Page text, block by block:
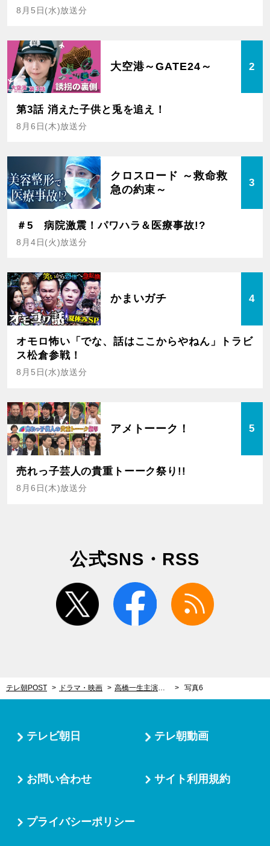
8月5日(水)放送分
大空港～GATE24～ 2
第3話 消えた子供と兎を追え！
8月6日(木)放送分
クロスロード ～救命救
急の約束～
3
＃5 病院激震！パワハラ＆医療事故!?
8月4日(火)放送分
かまいガチ 4
オモロ怖い「でな、話はここからやねん」トラビ
ス松倉参戦！
8月5日(水)放送分
アメトーーク！ 5
売れっ子芸人の貴重トーーク祭り!!
8月6日(木)放送分
公式SNS・RSS
twitter facebook
テレ朝POST ドラマ・映画 写真6
テレビ朝日 テレ朝動画
お問い合わせ サイト利用規約
プライバシーポリシー